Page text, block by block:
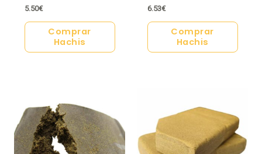
5.50€
Comprar
Hachis
6.53€
Comprar
Hachis